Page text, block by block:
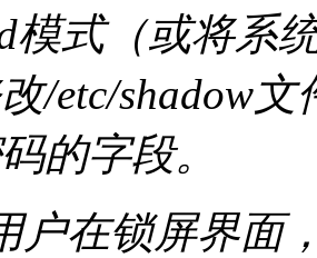
模式（或将系
改/etc/shadow
的字段。
户在锁屏界面